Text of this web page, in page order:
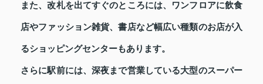
また、改札を出てすぐのところには、ワンフロアに飲食
店やファッション雑貨、書店など幅広い種類のお店が入
るショッピングセンターもあります。
さらに駅前には、深夜まで営業している大型のスーパー